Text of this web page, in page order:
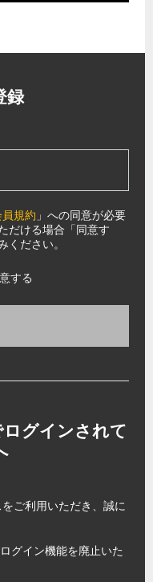
録
規約 」への同意が必要
だける場合「同意す
ださい。
する
グインされて
ご利用いただき、誠に
グイン機能を廃止いた